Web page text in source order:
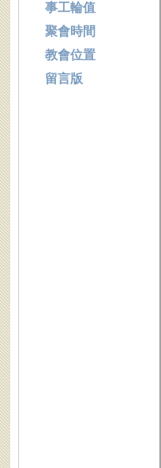
事工輪值
聚會時間
教會位置
留言版